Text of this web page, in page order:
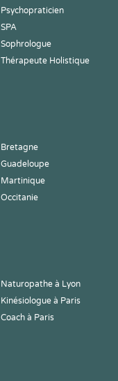
Psychopraticien
SPA
Sophrologue
Thérapeute Holistique
Bretagne
Guadeloupe
Martinique
Occitanie
Naturopathe à Lyon
Kinésiologue à Paris
Coach à Paris